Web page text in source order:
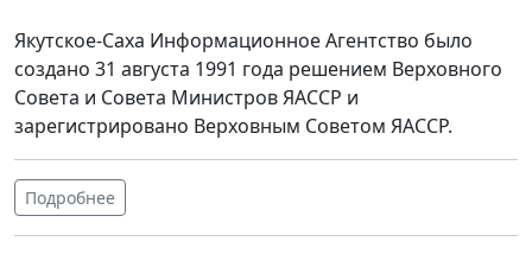
Якутское-Саха Информационное Агентство было
создано 31 августа 1991 года решением Верховного
Совета и Совета Министров ЯАССР и
зарегистрировано Верховным Советом ЯАССР.
Подробнее